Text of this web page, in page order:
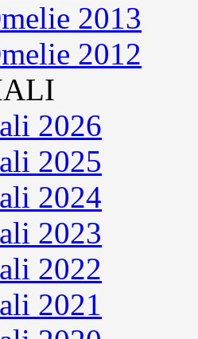
2013
2012
2026
2025
2024
2023
2022
2021